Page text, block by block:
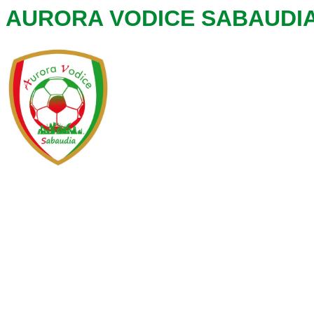
AURORA VODICE